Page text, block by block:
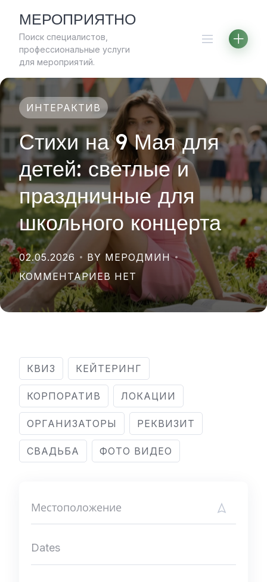
content
МЕРОПРИЯТНО
Поиск специалистов,
профессиональные услуги
для мероприятий.
ИНТЕРАКТИВ
Стихи на 9 Мая для
детей: светлые и
праздничные для
школьного концерта
02.05.2026
BY МЕРОДМИН
КОММЕНТАРИЕВ НЕТ
КВИЗ КЕЙТЕРИНГ
КОРПОРАТИВ ЛОКАЦИИ
ОРГАНИЗАТОРЫ РЕКВИЗИТ
СВАДЬБА ФОТО ВИДЕО